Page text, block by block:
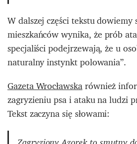
W dalszej części tekstu dowiemy
mieszkańców wynika, że prób
specjaliści podejrzewają, że u
naturalny instynkt polowania”.
Gazeta Wrocławskarównież
zagryzieniu psa i ataku na ludzi
Tekst zaczyna się słowami: